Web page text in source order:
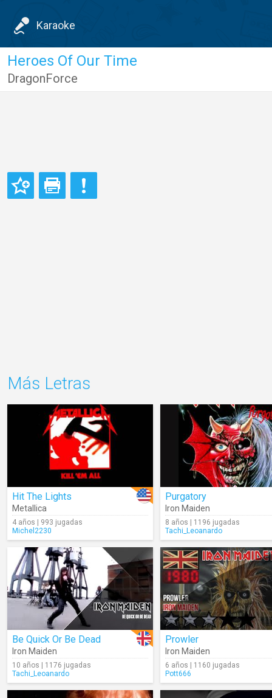
Karaoke
Heroes Of Our Time
DragonForce
Más Letras
Hit The Lights
Metallica
4 años | 993 jugadas
Michel2230
Purgatory
Iron Maiden
8 años | 1196 jugadas
Tachi_Leoanardo
Be Quick Or Be Dead
Iron Maiden
10 años | 1176 jugadas
Tachi_Leoanardo
Prowler
Iron Maiden
6 años | 1160 jugadas
Pott666